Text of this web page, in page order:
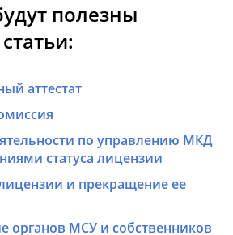
полезны
аттестат
по управлению МКД
статуса лицензии
и прекращение ее
органов МСУ и собственников